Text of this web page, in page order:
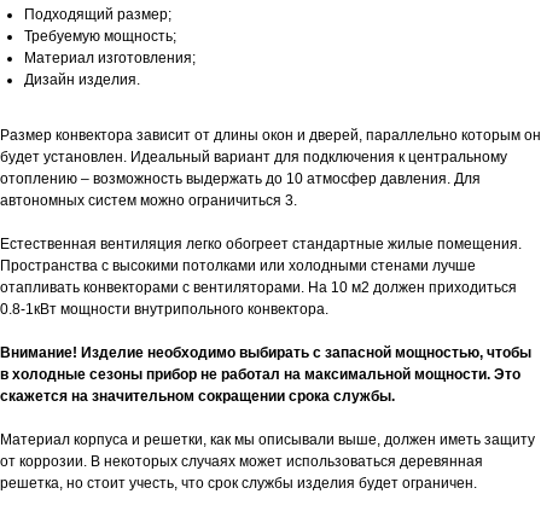
Подходящий размер;
Требуемую мощность;
Материал изготовления;
Дизайн изделия.
Размер конвектора зависит от длины окон и дверей, параллельно которым он
будет установлен. Идеальный вариант для подключения к центральному
отоплению – возможность выдержать до 10 атмосфер давления. Для
автономных систем можно ограничиться 3.
Естественная вентиляция легко обогреет стандартные жилые помещения.
Пространства с высокими потолками или холодными стенами лучше
отапливать конвекторами с вентиляторами. На 10 м2 должен приходиться
0.8-1кВт мощности внутрипольного конвектора.
Внимание! Изделие необходимо выбирать с запасной мощностью, чтобы
в холодные сезоны прибор не работал на максимальной мощности. Это
скажется на значительном сокращении срока службы.
Материал корпуса и решетки, как мы описывали выше, должен иметь защиту
от коррозии. В некоторых случаях может использоваться деревянная
решетка, но стоит учесть, что срок службы изделия будет ограничен.